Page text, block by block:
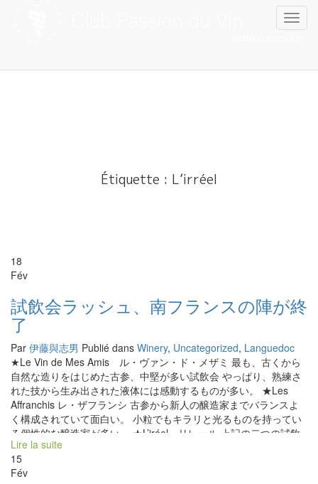
Étiquette : L’irréel
18
Fév
試飲会ラッシュ、南フランスの陣が終
了
Par 伊藤與志男 Publié dans Winery, Uncategorized, Languedoc
★Le Vin de Mes Amis ル・ヴァン・ド・メザミ 最も、古くから
自然な造りをはじめた古参、中堅が多い試飲会 やっぱり、熟練さ
れた技から生み出された液体には感動するものが多い。 ★Les
Affranchis レ・ザフランシ 古参から新人の醸造家までバランスよ
く構成されていて面白い。 小粒でもキラリと光るものを持ってい
る個性的な醸造家が多い。 ★L’iréel リレール 上記の二つの試飲
会メンバーに入れない若手醸造家が多い。 ラングドック地方の最
も元気印の醸造家Escarpoletteのイヴォが主催しているサロンであ
る。 新人や若い人が多いので活気があって、よりフレンドリーな
Lire la suite
15
Fév